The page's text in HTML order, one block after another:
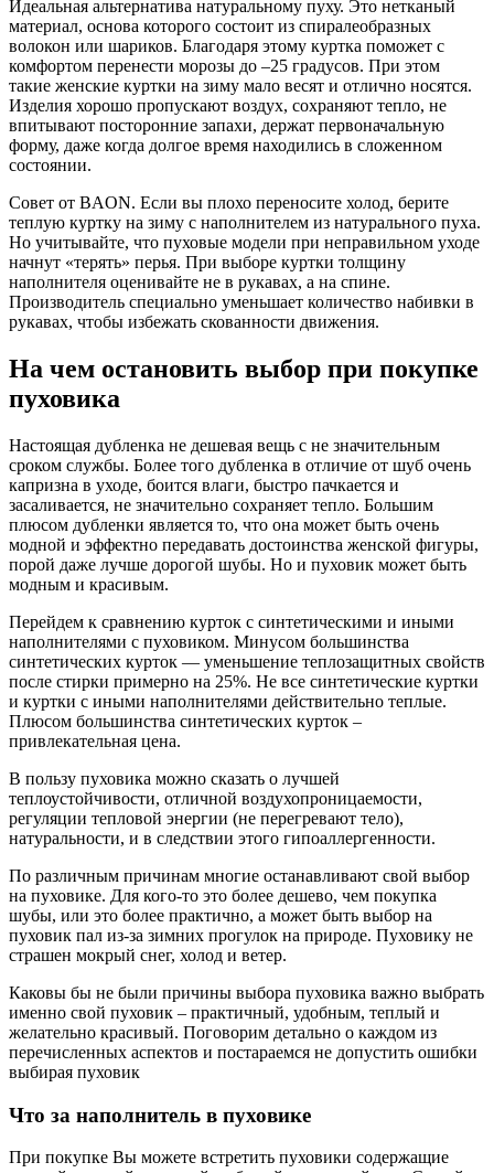
Идеальная альтернатива натуральному пуху. Это нетканый
материал, основа которого состоит из спиралеобразных
волокон или шариков. Благодаря этому куртка поможет с
комфортом перенести морозы до –25 градусов. При этом
такие женские куртки на зиму мало весят и отлично носятся.
Изделия хорошо пропускают воздух, сохраняют тепло, не
впитывают посторонние запахи, держат первоначальную
форму, даже когда долгое время находились в сложенном
состоянии.
Совет от BAON. Если вы плохо переносите холод, берите
теплую куртку на зиму с наполнителем из натурального пуха.
Но учитывайте, что пуховые модели при неправильном уходе
начнут «терять» перья. При выборе куртки толщину
наполнителя оценивайте не в рукавах, а на спине.
Производитель специально уменьшает количество набивки в
рукавах, чтобы избежать скованности движения.
На чем остановить выбор при покупке
пуховика
Настоящая дубленка не дешевая вещь с не значительным
сроком службы. Более того дубленка в отличие от шуб очень
капризна в уходе, боится влаги, быстро пачкается и
засаливается, не значительно сохраняет тепло. Большим
плюсом дубленки является то, что она может быть очень
модной и эффектно передавать достоинства женской фигуры,
порой даже лучше дорогой шубы. Но и пуховик может быть
модным и красивым.
Перейдем к сравнению курток с синтетическими и иными
наполнителями с пуховиком. Минусом большинства
синтетических курток — уменьшение теплозащитных свойств
после стирки примерно на 25%. Не все синтетические куртки
и куртки с иными наполнителями действительно теплые.
Плюсом большинства синтетических курток –
привлекательная цена.
В пользу пуховика можно сказать о лучшей
теплоустойчивости, отличной воздухопроницаемости,
регуляции тепловой энергии (не перегревают тело),
натуральности, и в следствии этого гипоаллергенности.
По различным причинам многие останавливают свой выбор
на пуховике. Для кого-то это более дешево, чем покупка
шубы, или это более практично, а может быть выбор на
пуховик пал из-за зимних прогулок на природе. Пуховику не
страшен мокрый снег, холод и ветер.
Каковы бы не были причины выбора пуховика важно выбрать
именно свой пуховик – практичный, удобным, теплый и
желательно красивый. Поговорим детально о каждом из
перечисленных аспектов и постараемся не допустить ошибки
выбирая пуховик
Что за наполнитель в пуховике
При покупке Вы можете встретить пуховики содержащие